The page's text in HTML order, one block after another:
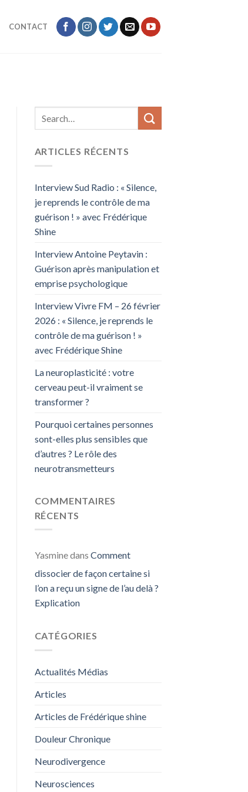
CONTACT
ARTICLES RÉCENTS
Interview Sud Radio : « Silence,
je reprends le contrôle de ma
guérison ! » avec Frédérique
Shine
Interview Antoine Peytavin :
Guérison après manipulation et
emprise psychologique
Interview Vivre FM – 26 février
2026 : « Silence, je reprends le
contrôle de ma guérison ! »
avec Frédérique Shine
La neuroplasticité : votre
cerveau peut-il vraiment se
transformer ?
Pourquoi certaines personnes
sont-elles plus sensibles que
d’autres ? Le rôle des
neurotransmetteurs
COMMENTAIRES
RÉCENTS
Yasminedans Comment
dissocier de façon certaine si
l’on a reçu un signe de l’au delà ?
Explication
CATÉGORIES
Actualités Médias
Articles
Articles de Frédérique shine
Douleur Chronique
Neurodivergence
Neurosciences